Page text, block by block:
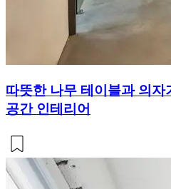
따뜻한 나무 테이블과 의자
공간 인테리어